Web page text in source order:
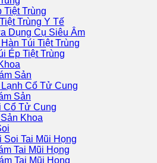
Tiệt Trùng
Trùng Y Tế
Dụng Cụ Siêu Âm
Túi Tiệt Trùng
Ép Tiệt Trùng
Sản
Lạnh Cổ Tử Cung
Sản
Cổ Tử Cung
Khoa
Soi Tai Mũi Họng
Tai Mũi Họng
Tai Mũi Họng